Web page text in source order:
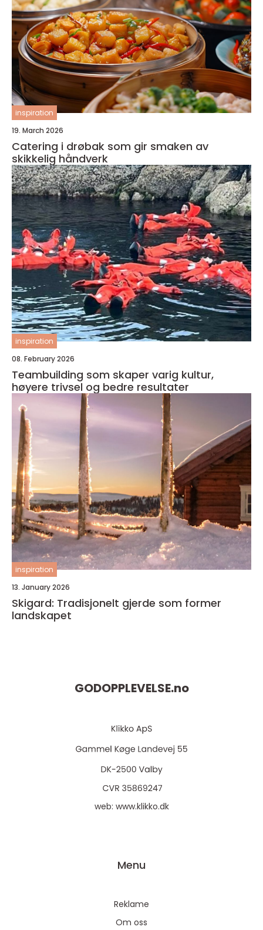
inspiration
19. March 2026
Catering i drøbak som gir smaken av
skikkelig håndverk
inspiration
08. February 2026
Teambuilding som skaper varig kultur,
høyere trivsel og bedre resultater
inspiration
13. January 2026
Skigard: Tradisjonelt gjerde som former
landskapet
GODOPPLEVELSE.no
web: www.klikko.dk
Menu
Reklame
Om oss